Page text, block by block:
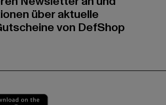
über aktuelle
von DefShop